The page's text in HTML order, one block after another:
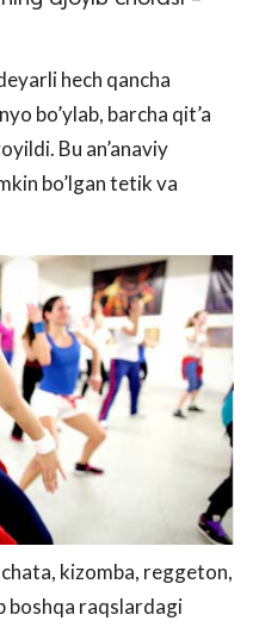
hech qancha
bo’ylab, barcha qit’a
Bu an’anaviy
bo’lgan tetik va
kizomba, reggeton,
boshqa raqslardagi